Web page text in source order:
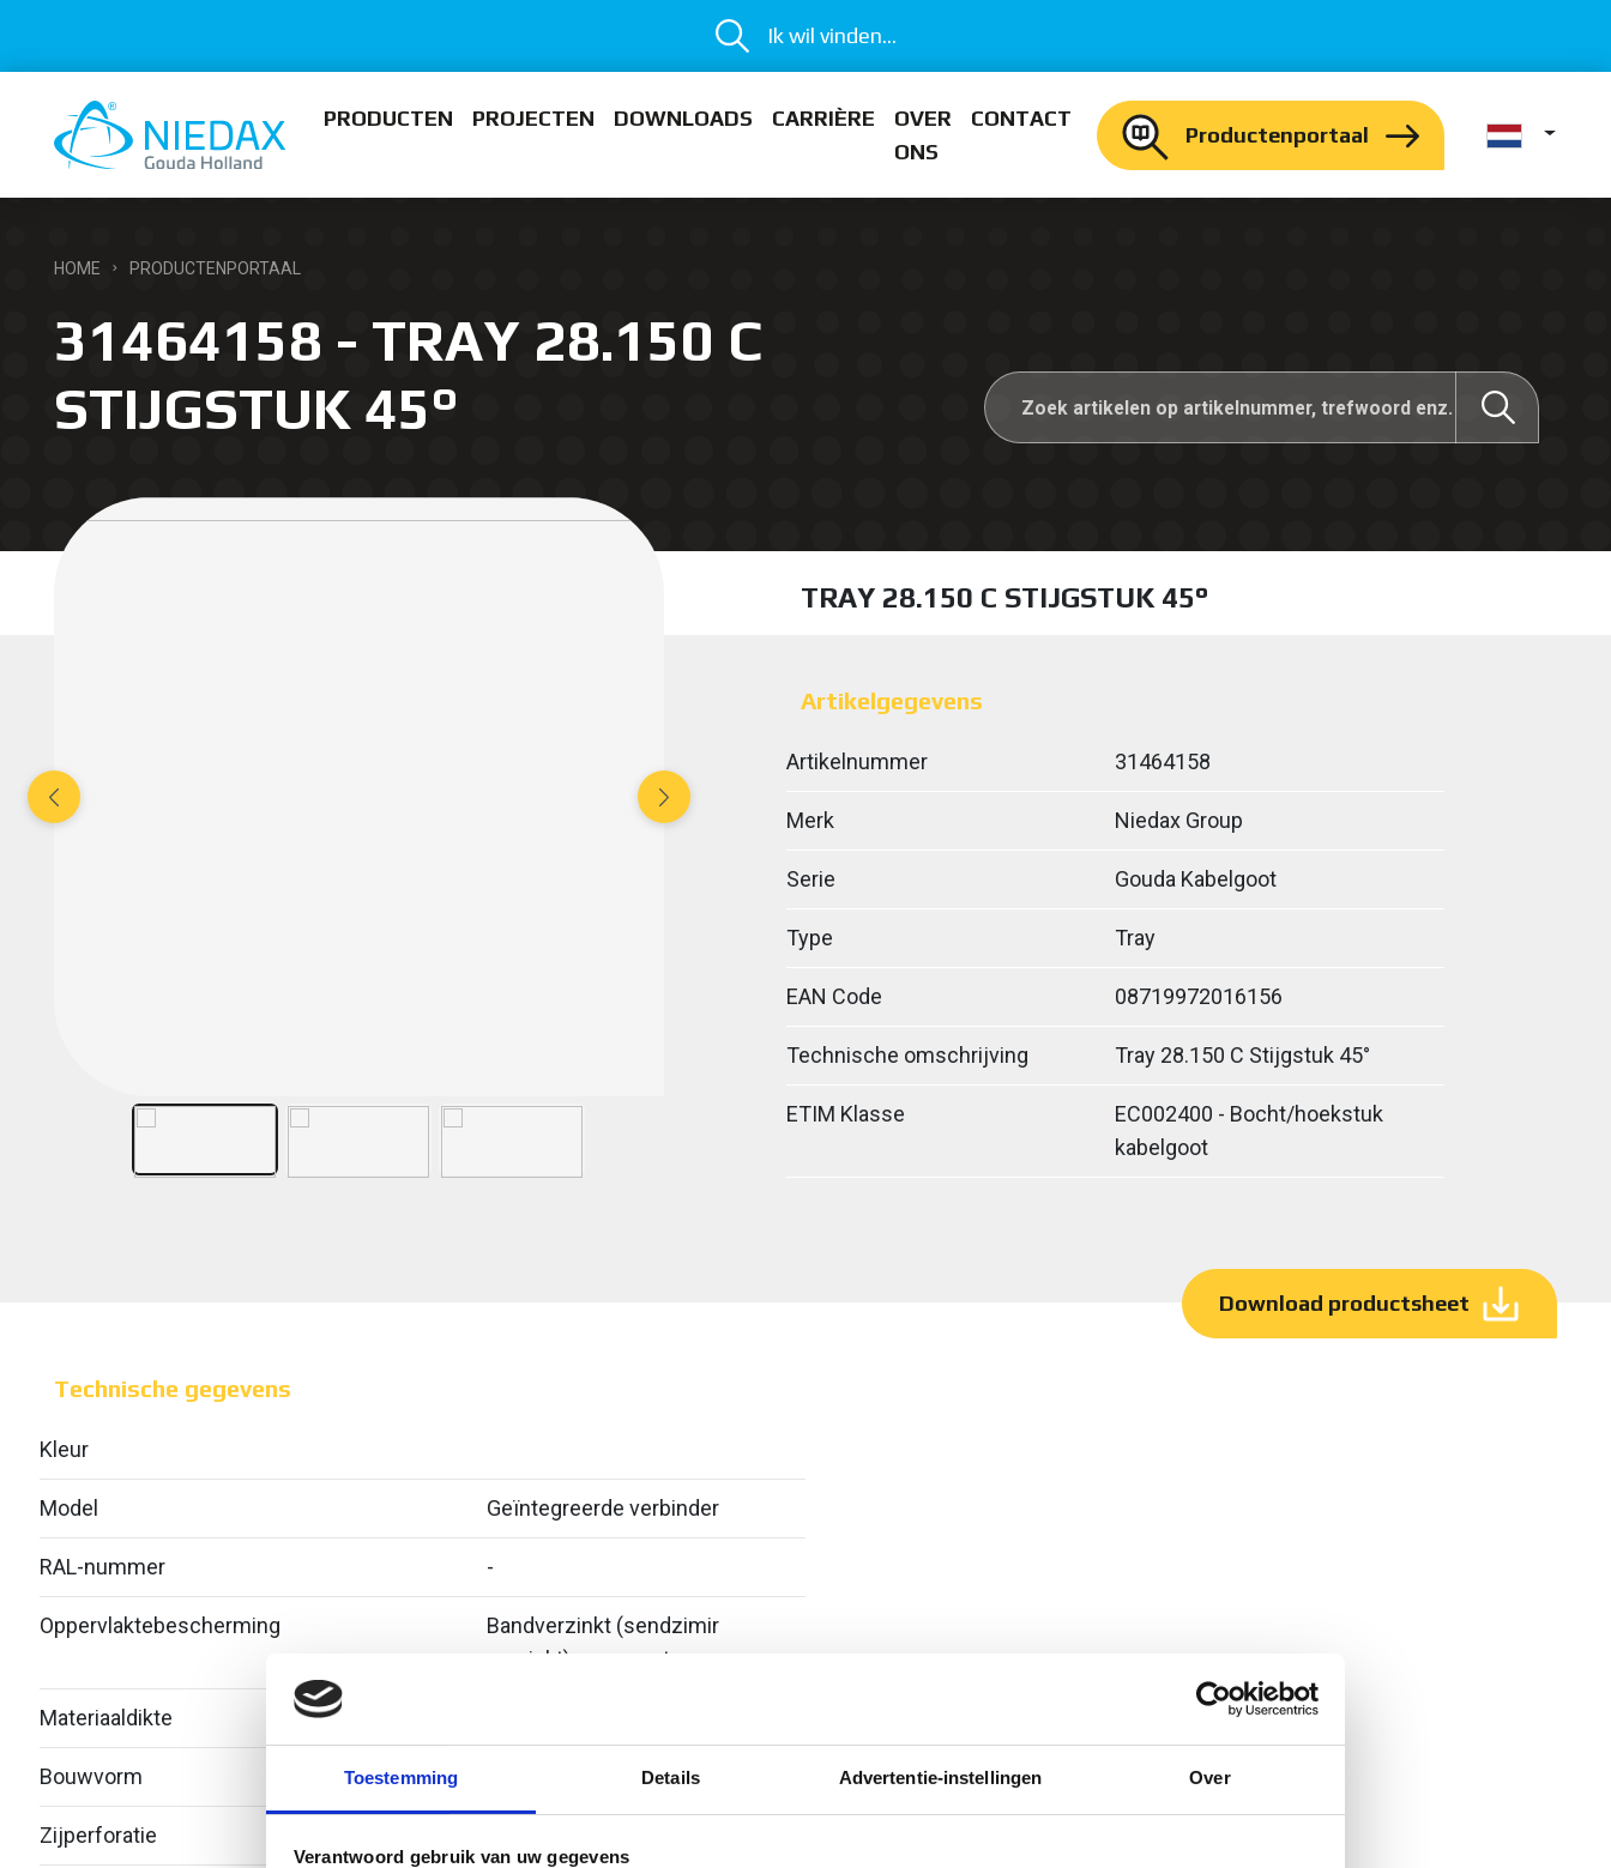
Toestemming Details Advertentie-instellingen Over
Verantwoord gebruik van uw gegevens
Ik wil vinden...
PRODUCTEN PROJECTEN DOWNLOADS CARRIÈRE
OVER
ONS
CONTACT
Productenportaal
HOME PRODUCTENPORTAAL
31464158 - TRAY 28.150 C
STIJGSTUK 45°
TRAY 28.150 C STIJGSTUK 45°
Artikelgegevens
Artikelnummer 31464158
Merk Niedax Group
Serie Gouda Kabelgoot
Type Tray
EAN Code 08719972016156
Technische omschrijving Tray 28.150 C Stijgstuk 45°
ETIM Klasse
EC002400 - Bocht/hoekstuk
kabelgoot
Download productsheet
Technische gegevens
Kleur
Model Geïntegreerde verbinder
RAL-nummer -
Oppervlaktebescherming
Bandverzinkt (sendzimir
verzinkt) en gecoat
Materiaaldikte
Bouwvorm
Zijperforatie